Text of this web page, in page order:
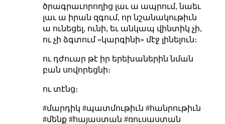
ծրագրաւորողից լաւ ա ապրում, նաեւ
լաւ ա իրան զգում, որ նշանակութիւն
ա ունեցել, ունի, եւ անկապ վինտիկ չի,
ու չի ձգտում «կարգինի» մէջ լինելուն։
ու դժուար թէ իր երեխաներին նման
բան սովորեցնի։
ու տէնց։
#մարդիկ #պատմութիւն #հանրութիւն
#մենք #հայաստան #ռուսաստան